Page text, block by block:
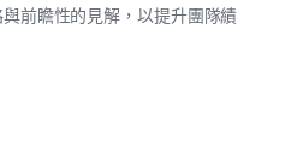
前瞻性的見解，以提升團隊績